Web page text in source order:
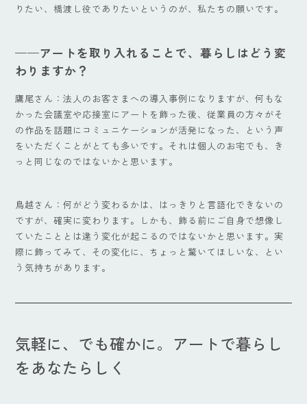
りたい、橋渡し役でありたいというのが、私たちの願いです。
——アートを取り入れることで、暮らしはどう変
わりますか？
鷹尾さん：法人のお客さまへの導入事例になりますが、何もな
かった会議室や応接室にアートを飾った後、従業員の方々がそ
の作品を話題にコミュニケーションが活発になった、という声
をいただくことがとても多いです。それは個人のお宅でも、き
っと同じなのではないかと思います。
鳥越さん：何がどう変わるかは、はっきりと言語化できないの
ですが、確実に変わります。しかも、飾る前にご自身で想像し
ていたこととは違う変化が起こるのではないかと思います。実
際に飾ってみて、その変化に、ちょっと驚いてほしいな、とい
う気持ちがあります。
気軽に、でも確かに。アートで暮らし
をあなたらしく